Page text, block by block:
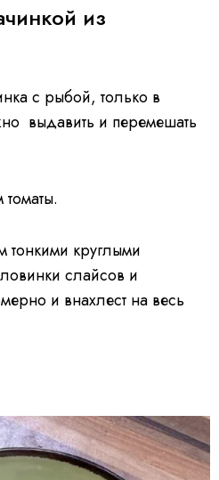
из
с рыбой, только в
выдавить и перемешать
круглыми
слайсов и
и внахлест на весь